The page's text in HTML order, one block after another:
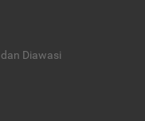
Diawasi